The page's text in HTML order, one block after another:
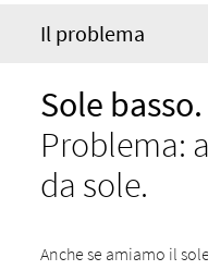
Il problema
Sole basso.
Problema:
da sole.
Anche se amiamo il